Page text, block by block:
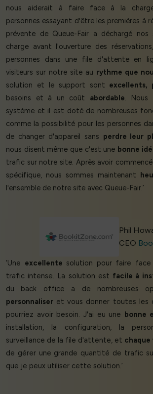
nous aiderait à faire face à la
personnes essayant d'être les premières à
prévente de Queue-Fair a déchargé
charge avant l'ouverture des
personnes dans une file d'attente en
visiteurs sur notre site au rythme que
solution et le support sont excellents,
besoins et à un coût abordable . Nous
système et il est doté de nombreuses
comme la possibilité pour les personnes
de changer d'appareil sans perdre leur
nous disent même que c'est une bonne
trafic sur notre site. Après avoir
spécifique, nous sommes maintenant
l'ensemble de notre site avec Queue-Fair.’
Phil
CEO
‘Une excellente solution pour faire
trafic intense. La solution est facile à
du back office a de nombreuses
personnaliser et vous donner toutes les
pourriez avoir besoin. J'ai eu une bonne
installation, la configuration, la
surveillance de la file d'attente, et chaque
de gérer une grande quantité de trafic
que je peux utiliser cette solution.’